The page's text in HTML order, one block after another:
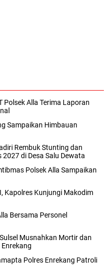
Polsek Alla Terima Laporan
Sampaikan Himbauan
Rembuk Stunting dan
2027 di Desa Salu Dewata
Polsek Alla Sampaikan
Kapolres Kunjungi Makodim
Bersama Personel
Musnahkan Mortir dan
Polres Enrekang Patroli